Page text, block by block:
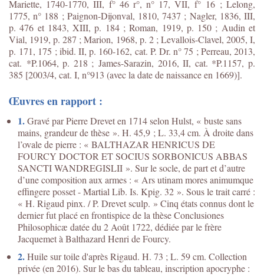
Mariette, 1740-1770, III, f° 46 r°, n° 17, VII, f° 16 ; Lelong,
1775, n° 188 ; Paignon-Dijonval, 1810, 7437 ; Nagler, 1836, III,
p. 476 et 1843, XIII, p. 184 ; Roman, 1919, p. 150 ; Audin et
Vial, 1919, p. 287 ; Marion, 1968, p. 2 ; Levallois-Clavel, 2005, I,
p. 171, 175 ; ibid. II, p. 160-162, cat. P. Dr. n° 75 ; Perreau, 2013,
cat. *P.1064, p. 218 ; James-Sarazin, 2016, II, cat. *P.1157, p.
385 [2003/4, cat. I, n°913 (avec la date de naissance en 1669)].
Œuvres en rapport :
1.Gravé par Pierre Drevet en 1714 selon Hulst, « buste sans
mains, grandeur de thèse ». H. 45,9 ; L. 33,4 cm. À droite dans
l’ovale de pierre : « BALTHAZAR HENRICUS DE
FOURCY DOCTOR ET SOCIUS SORBONICUS ABBAS
SANCTI WANDREGISLII ». Sur le socle, de part et d’autre
d’une composition aux armes : « Ars utinam mores animumque
effingere posset - Martial Lib. Is. Kpig. 32 ». Sous le trait carré :
« H. Rigaud pinx. / P. Drevet sculp. » Cinq états connus dont le
dernier fut placé en frontispice de la thèse Conclusiones
Philosophicæ datée du 2 Août 1722, dédiée par le frère
Jacquemet à Balthazard Henri de Fourcy.
2.Huile sur toile d'après Rigaud. H. 73 ; L. 59 cm. Collection
privée (en 2016). Sur le bas du tableau, inscription apocryphe :